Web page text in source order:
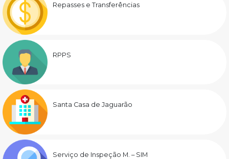
Repasses e Transferências
RPPS
Santa Casa de Jaguarão
Serviço de Inspeção M. – SIM